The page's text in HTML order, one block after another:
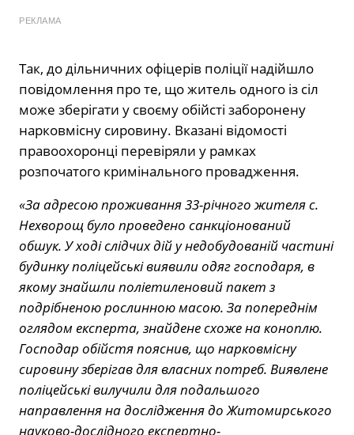
РЕКЛАМА
Так, до дільничних офіцерів поліції надійшло
повідомлення про те, що житель одного із сіл
може зберігати у своєму обійсті заборонену
нарковмісну сировину. Вказані відомості
правоохоронці перевіряли у рамках
розпочатого кримінального провадження.
«За адресою проживання 33-річного жителя с.
Нехворощ було проведено санкціонований
обшук. У ході слідчих дій у недобудованій частині
будинку поліцейські виявили одяг господаря, в
якому знайшли поліетиленовий пакет з
подрібненою рослинною масою. За попереднім
оглядом експерта, знайдене схоже на коноплю.
Господар обійстя пояснив, що нарковмісну
сировину зберігав для власних потреб. Виявлене
поліцейські вилучили для подальшого
направлення на дослідження до Житомирського
науково-дослідного експертно-